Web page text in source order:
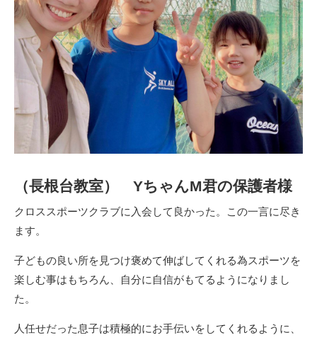
（長根台教室） YちゃんM君の保護者様
クロススポーツクラブに入会して良かった。この一言に尽き
ます。
子どもの良い所を見つけ褒めて伸ばしてくれる為スポーツを
楽しむ事はもちろん、自分に自信がもてるようになりまし
た。
人任せだった息子は積極的にお手伝いをしてくれるように、